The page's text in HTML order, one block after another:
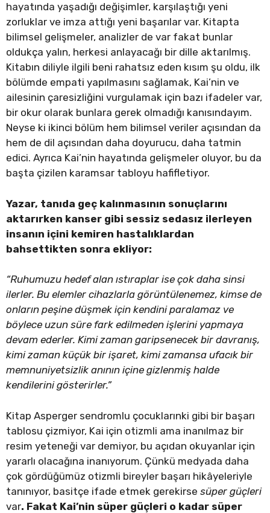
hayatında yaşadığı değişimler, karşılaştığı yeni
zorluklar ve imza attığı yeni başarılar var. Kitapta
bilimsel gelişmeler, analizler de var fakat bunlar
oldukça yalın, herkesi anlayacağı bir dille aktarılmış.
Kitabın diliyle ilgili beni rahatsız eden kısım şu oldu, ilk
bölümde empati yapılmasını sağlamak, Kai’nin ve
ailesinin çaresizliğini vurgulamak için bazı ifadeler var,
bir okur olarak bunlara gerek olmadığı kanısındayım.
Neyse ki ikinci bölüm hem bilimsel veriler açısından da
hem de dil açısından daha doyurucu, daha tatmin
edici. Ayrıca Kai’nin hayatında gelişmeler oluyor, bu da
başta çizilen karamsar tabloyu hafifletiyor.
Yazar, tanıda geç kalınmasının sonuçlarını
aktarırken kanser gibi sessiz sedasız ilerleyen
insanın içini kemiren hastalıklardan
bahsettikten sonra ekliyor:
“Ruhumuzu hedef alan ıstıraplar ise çok daha sinsi
ilerler. Bu elemler cihazlarla görüntülenemez, kimse de
onların peşine düşmek için kendini paralamaz ve
böylece uzun süre fark edilmeden işlerini yapmaya
devam ederler. Kimi zaman garipsenecek bir davranış,
kimi zaman küçük bir işaret, kimi zamansa ufacık bir
memnuniyetsizlik anının içine gizlenmiş halde
kendilerini gösterirler.”
Kitap Asperger sendromlu çocuklarınki gibi bir başarı
tablosu çizmiyor, Kai için otizmli ama inanılmaz bir
resim yeteneği var demiyor, bu açıdan okuyanlar için
yararlı olacağına inanıyorum. Çünkü medyada daha
çok gördüğümüz otizmli bireyler başarı hikâyeleriyle
tanınıyor, basitçe ifade etmek gerekirse süper güçleri
var. Fakat Kai’nin süper güçleri o kadar süper